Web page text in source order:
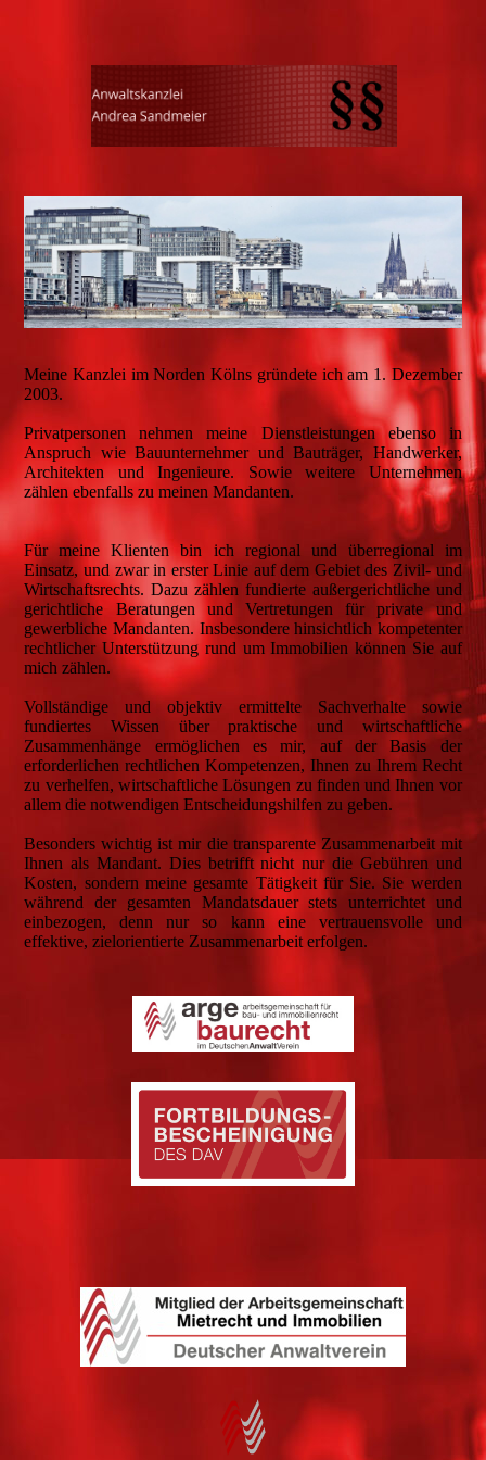
Meine Kanzlei im Norden Kölns gründete ich am 1. Dezember
2003.
Privatpersonen nehmen meine Dienstleistungen ebenso in
Anspruch wie Bauunternehmer und Bauträger, Handwerker,
Architekten und Ingenieure. Sowie weitere Unternehmen
zählen ebenfalls zu meinen Mandanten.
Für meine Klienten bin ich regional und überregional im
Einsatz, und zwar in erster Linie auf dem Gebiet des Zivil- und
Wirtschaftsrechts. Dazu zählen fundierte außergerichtliche und
gerichtliche Beratungen und Vertretungen für private und
gewerbliche Mandanten. Insbesondere hinsichtlich kompetenter
rechtlicher Unterstützung rund um Immobilien können Sie auf
mich zählen.
Vollständige und objektiv ermittelte Sachverhalte sowie
fundiertes Wissen über praktische und wirtschaftliche
Zusammenhänge ermöglichen es mir, auf der Basis der
erforderlichen rechtlichen Kompetenzen, Ihnen zu Ihrem Recht
zu verhelfen, wirtschaftliche Lösungen zu finden und Ihnen vor
allem die notwendigen Entscheidungshilfen zu geben.
Besonders wichtig ist mir die transparente Zusammenarbeit mit
Ihnen als Mandant. Dies betrifft nicht nur die Gebühren und
Kosten, sondern meine gesamte Tätigkeit für Sie. Sie werden
während der gesamten Mandatsdauer stets unterrichtet und
einbezogen, denn nur so kann eine vertrauensvolle und
effektive, zielorientierte Zusammenarbeit erfolgen.